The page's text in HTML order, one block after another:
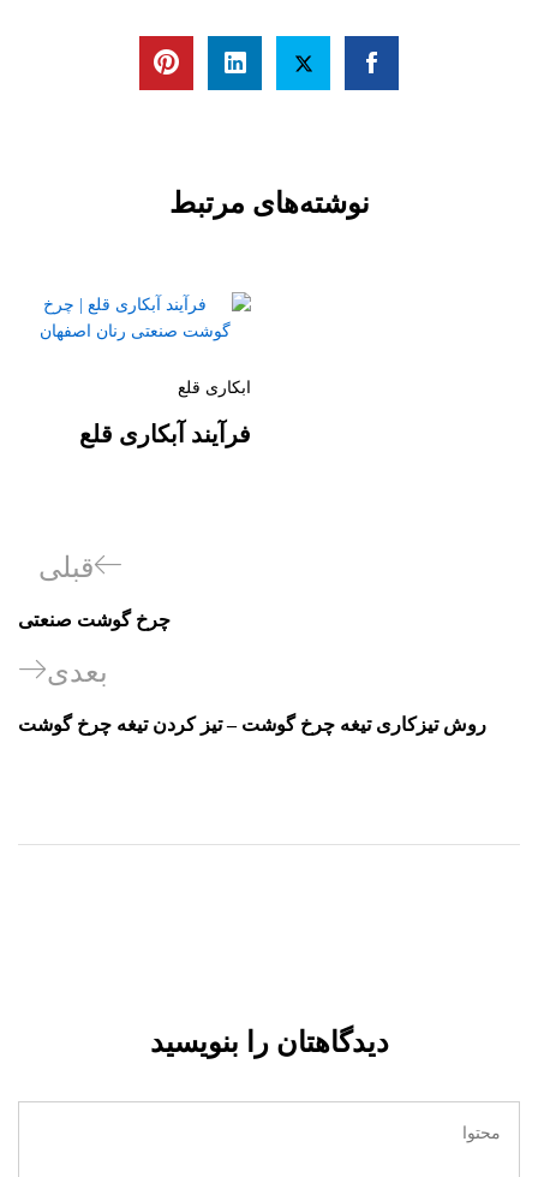
نوشته‌‌های مرتبط
ابکاری قلع
فرآیند آبکاری قلع
قبلی
چرخ گوشت صنعتی
بعدی
روش تیزکاری تیغه چرخ گوشت – تیز کردن تیغه چرخ گوشت
دیدگاهتان را بنویسید